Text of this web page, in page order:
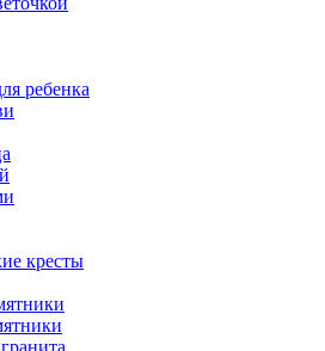
ребенка
кресты